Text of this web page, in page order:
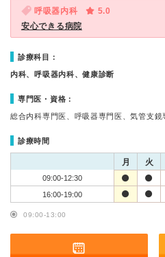
呼吸器内科
5.0
安心できる病院
診療科目：
内科、呼吸器内科、健康診断
専門医・資格：
総合内科専門医、呼吸器専門医、気管支鏡
診療時間
月 火
09:00-12:30
16:00-19:00
09:00-13:00